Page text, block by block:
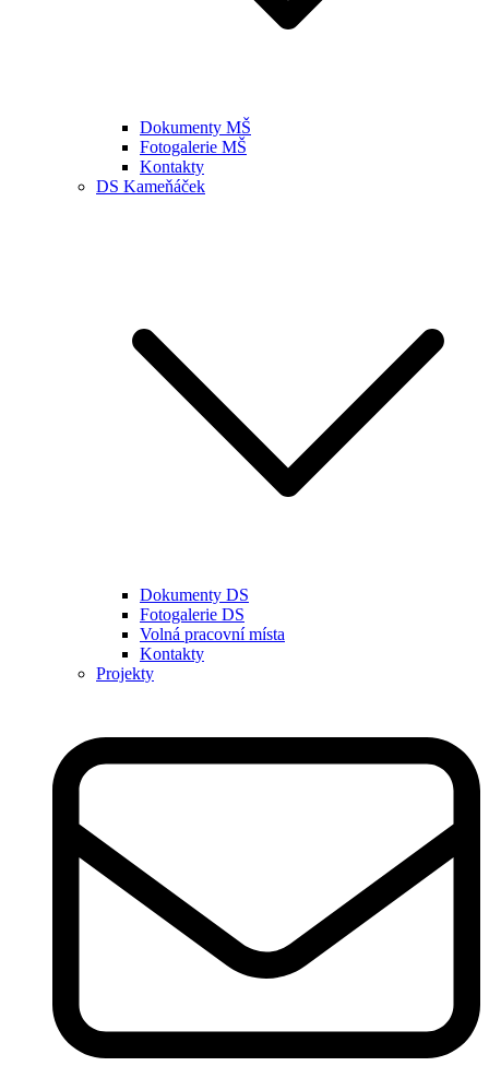
Dokumenty MŠ
Fotogalerie MŠ
Kontakty
DS Kameňáček
Dokumenty DS
Fotogalerie DS
Volná pracovní místa
Kontakty
Projekty